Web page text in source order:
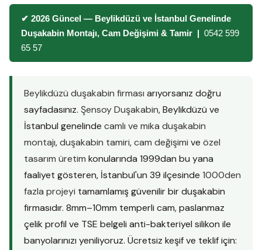
✔ 2026 Güncel — Beylikdüzü ve İstanbul Genelinde
Duşakabin Montajı, Cam Değişimi & Tamir | 0542 599
65 57
Beylikdüzü duşakabin firması arıyorsanız doğru
sayfadasınız. Şensoy Duşakabin, Beylikdüzü ve
İstanbul genelinde camlı ve mika duşakabin
montajı,duşakabin tamiri,cam değişimi ve özel
tasarım üretim konularında 1999dan bu yana
faaliyet gösteren, İstanbul'un 39 ilçesinde 1000den
fazla projeyi tamamlamış güvenilir bir duşakabin
firmasıdır. 8mm–10mm temperli cam, paslanmaz
çelik profil ve TSE belgeli anti-bakteriyel silikon ile
banyolarınızı yeniliyoruz. Ücretsiz keşif ve teklif için: